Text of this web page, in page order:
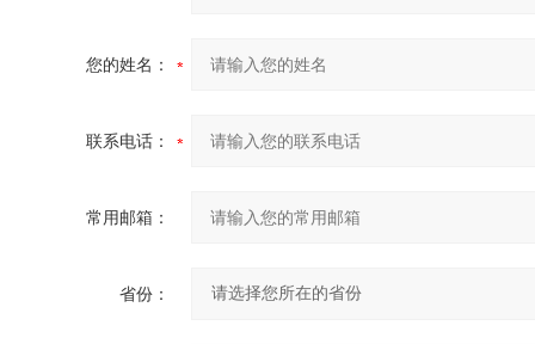
您的姓名：
联系电话：
常用邮箱：
省份：